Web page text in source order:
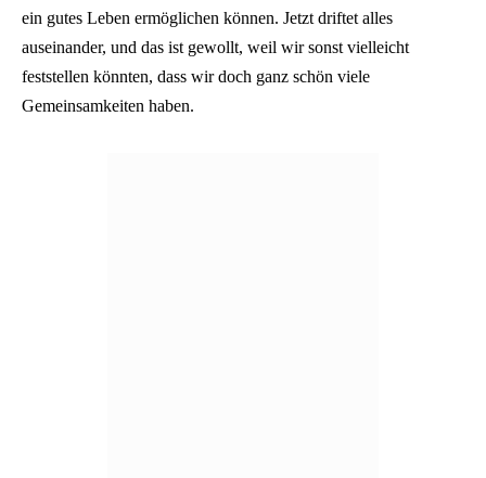
ein gutes Leben ermöglichen können. Jetzt driftet alles
auseinander, und das ist gewollt, weil wir sonst vielleicht
feststellen könnten, dass wir doch ganz schön viele
Gemeinsamkeiten haben.